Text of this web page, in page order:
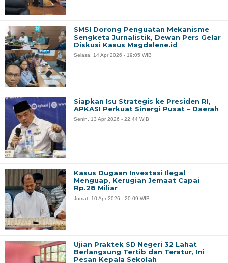
SMSI Dorong Penguatan Mekanisme
Sengketa Jurnalistik, Dewan Pers Gelar
Diskusi Kasus Magdalene.id
Selasa, 14 Apr 2026 - 19:05 WIB
Siapkan Isu Strategis ke Presiden RI,
APKASI Perkuat Sinergi Pusat – Daerah
Senin, 13 Apr 2026 - 22:44 WIB
Kasus Dugaan Investasi Ilegal
Menguap, Kerugian Jemaat Capai
Rp.28 Miliar
Jumat, 10 Apr 2026 - 20:09 WIB
Ujian Praktek SD Negeri 32 Lahat
Berlangsung Tertib dan Teratur, Ini
Pesan Kepala Sekolah